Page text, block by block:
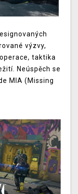
výzvy,
taktika
Neúspěch se
MIA (Missing